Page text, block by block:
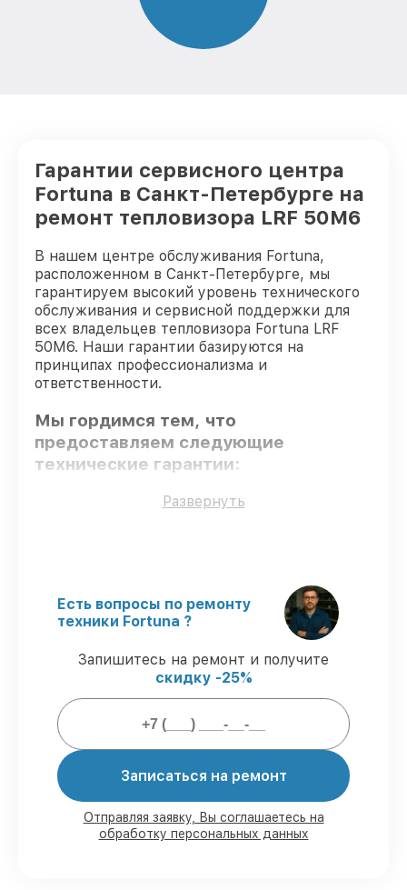
Гарантии сервисного центра
Fortuna в Санкт-Петербурге на
ремонт тепловизора LRF 50M6
В нашем центре обслуживания Fortuna,
расположенном в Санкт-Петербурге, мы
гарантируем высокий уровень технического
обслуживания и сервисной поддержки для
всех владельцев тепловизора Fortuna LRF
50M6. Наши гарантии базируются на
принципах профессионализма и
ответственности.
Мы гордимся тем, что
предоставляем следующие
технические гарантии:
проверенные специалисты с опытом и
сертификацией.
Соблюдение сроков восстановления
обслуживание тепловизора LRF 50M6
выполняется строго в оговоренные
Подтвержденная гарантия–
обслуживаем тепловизоров всегда со
строгим соблюдением гарантийных
обязательств.
Мы гарантируем:
Развернуть
Есть вопросы по ремонту
техники Fortuna ?
Запишитесь на ремонт и получите
скидку -25%
Записаться на ремонт
Отправляя заявку, Вы соглашаетесь на
обработку персональных данных